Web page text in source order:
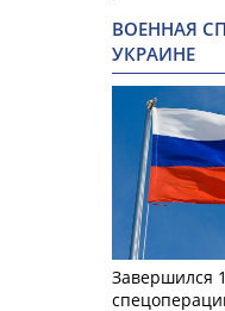
ВОЕННАЯ
УКРАИНЕ
Завершился